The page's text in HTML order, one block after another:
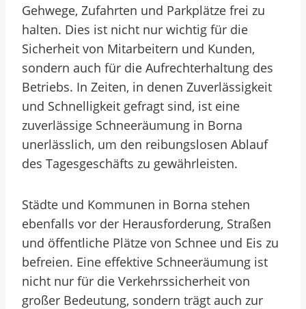
Gehwege, Zufahrten und Parkplätze frei zu
halten. Dies ist nicht nur wichtig für die
Sicherheit von Mitarbeitern und Kunden,
sondern auch für die Aufrechterhaltung des
Betriebs. In Zeiten, in denen Zuverlässigkeit
und Schnelligkeit gefragt sind, ist eine
zuverlässige Schneeräumung in Borna
unerlässlich, um den reibungslosen Ablauf
des Tagesgeschäfts zu gewährleisten.
Städte und Kommunen in Borna stehen
ebenfalls vor der Herausforderung, Straßen
und öffentliche Plätze von Schnee und Eis zu
befreien. Eine effektive Schneeräumung ist
nicht nur für die Verkehrssicherheit von
großer Bedeutung, sondern trägt auch zur